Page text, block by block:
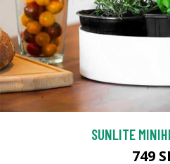
SUNLITE
749